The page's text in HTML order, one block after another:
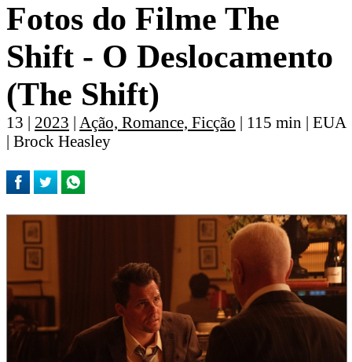
Fotos do Filme The
Shift - O Deslocamento
(The Shift)
13 | 2023 | Ação, Romance, Ficção | 115 min | EUA
| Brock Heasley